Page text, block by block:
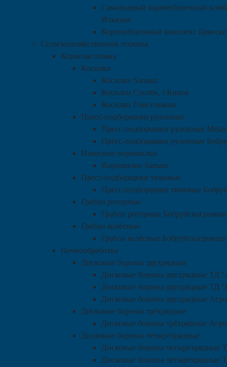
Самоходный кормоуборочный
Ильюша
Кормоуборочный комплекс
Сельскохозяйственная техника
Кормозаготовка
Косилки
Косилки Samasz
Косилки Слотек, г.Киров
Косилки Гомсельмаш
Пресс-подборщики рулонные
Пресс-подборщики рулонные
Пресс-подборщики рулонные
Навесные ворошилки
Ворошилки Samasz
Пресс-подборщики тюковые
Пресс-подборщики тюковые
Грабли роторные
Грабли роторные Бобруйскагромаш
Грабли колёсные
Грабли колёсные Бобруйскагромаш
Почвообработка
Дисковые бороны двухрядные
Дисковые бороны двухрядные ТД
Дисковые бороны двухрядные ТД
Дисковые бороны двухрядные
Дисковые бороны трёхрядные
Дисковые бороны трёхрядные
Дисковые бороны четырёхрядные
Дисковые бороны четырёхрядные
Дисковые бороны четырёхрядные